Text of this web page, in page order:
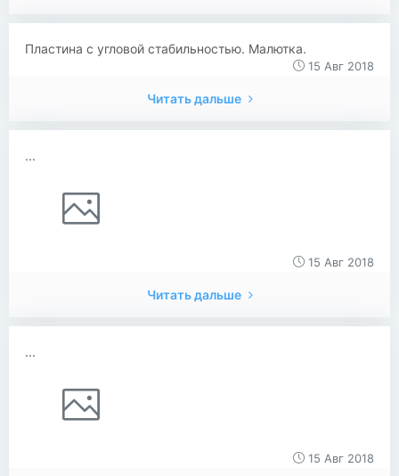
Пластина с угловой стабильностью. Малютка.
15 Авг 2018
Читать дальше
...
15 Авг 2018
Читать дальше
...
15 Авг 2018